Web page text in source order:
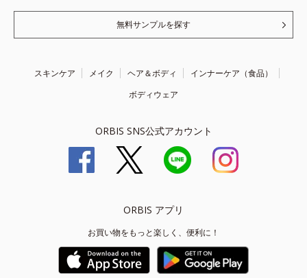
無料サンプルを探す
スキンケア メイク ヘア＆ボディ
インナーケア（食品）
ボディウェア
ORBIS SNS公式アカウント
ORBIS アプリ
お買い物をもっと楽しく、便利に！